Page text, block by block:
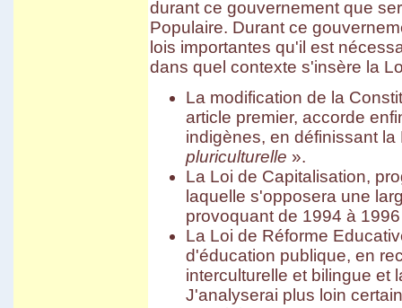
durant ce gouvernement que
Populaire. Durant ce
lois importantes qu'il est
dans quel contexte s'insère la
La modification de la
article premier, accorde
indigènes, en définissant
pluriculturelle ».
La Loi de Capitalisation,
laquelle s'opposera une
provoquant de 1994 à
La Loi de Réforme
d'éducation publique, en
interculturelle et bilingue et
J'analyserai plus loin